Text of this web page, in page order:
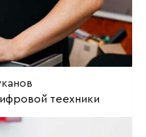
теехники